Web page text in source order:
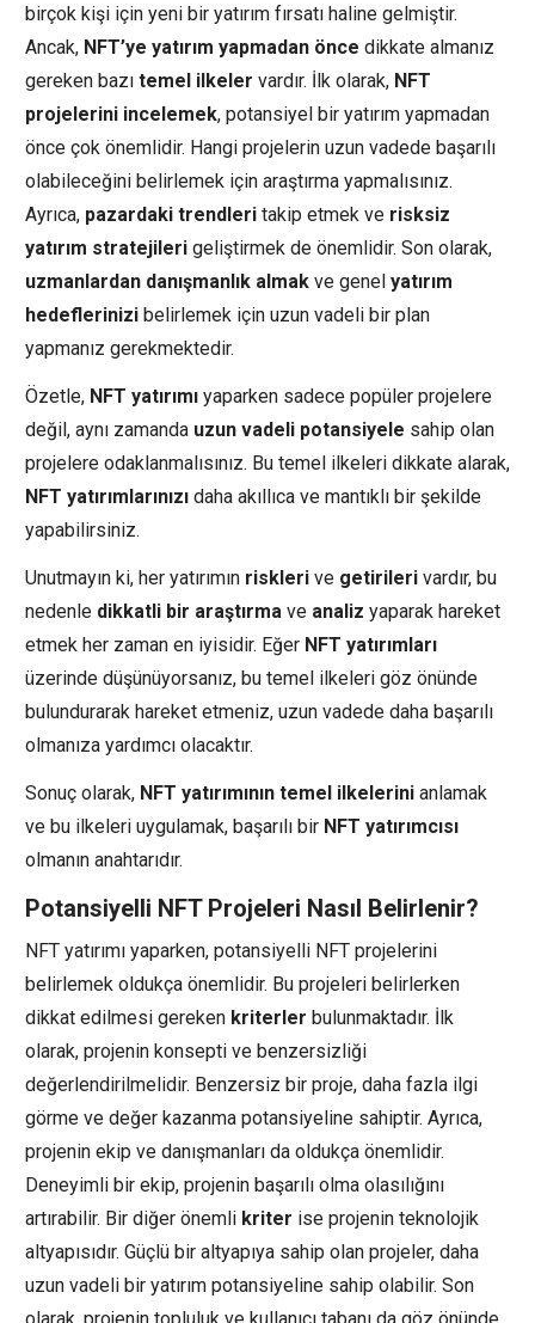
birçok kişi için yeni bir yatırım fırsatı haline gelmiştir.
Ancak, NFT’ye yatırım yapmadan önce dikkate almanız
gereken bazı temel ilkeler vardır. İlk olarak, NFT
projelerini incelemek, potansiyel bir yatırım yapmadan
önce çok önemlidir. Hangi projelerin uzun vadede başarılı
olabileceğini belirlemek için araştırma yapmalısınız.
Ayrıca, pazardaki trendleri takip etmek ve risksiz
yatırım stratejileri geliştirmek de önemlidir. Son olarak,
uzmanlardan danışmanlık almak ve genel yatırım
hedeflerinizi belirlemek için uzun vadeli bir plan
yapmanız gerekmektedir.
Özetle, NFT yatırımı yaparken sadece popüler projelere
değil, aynı zamanda uzun vadeli potansiyele sahip olan
projelere odaklanmalısınız. Bu temel ilkeleri dikkate alarak,
NFT yatırımlarınızı daha akıllıca ve mantıklı bir şekilde
yapabilirsiniz.
Unutmayın ki, her yatırımın riskleri ve getirileri vardır, bu
nedenle dikkatli bir araştırma ve analiz yaparak hareket
etmek her zaman en iyisidir. Eğer NFT yatırımları
üzerinde düşünüyorsanız, bu temel ilkeleri göz önünde
bulundurarak hareket etmeniz, uzun vadede daha başarılı
olmanıza yardımcı olacaktır.
Sonuç olarak, NFT yatırımının temel ilkelerini anlamak
ve bu ilkeleri uygulamak, başarılı bir NFT yatırımcısı
olmanın anahtarıdır.
Potansiyelli NFT Projeleri Nasıl Belirlenir?
NFT yatırımı yaparken, potansiyelli NFT projelerini
belirlemek oldukça önemlidir. Bu projeleri belirlerken
dikkat edilmesi gereken kriterler bulunmaktadır. İlk
olarak, projenin konsepti ve benzersizliği
değerlendirilmelidir. Benzersiz bir proje, daha fazla ilgi
görme ve değer kazanma potansiyeline sahiptir. Ayrıca,
projenin ekip ve danışmanları da oldukça önemlidir.
Deneyimli bir ekip, projenin başarılı olma olasılığını
artırabilir. Bir diğer önemli kriter ise projenin teknolojik
altyapısıdır. Güçlü bir altyapıya sahip olan projeler, daha
uzun vadeli bir yatırım potansiyeline sahip olabilir. Son